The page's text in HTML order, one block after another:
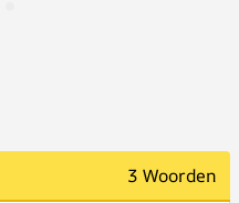
3 Woorden